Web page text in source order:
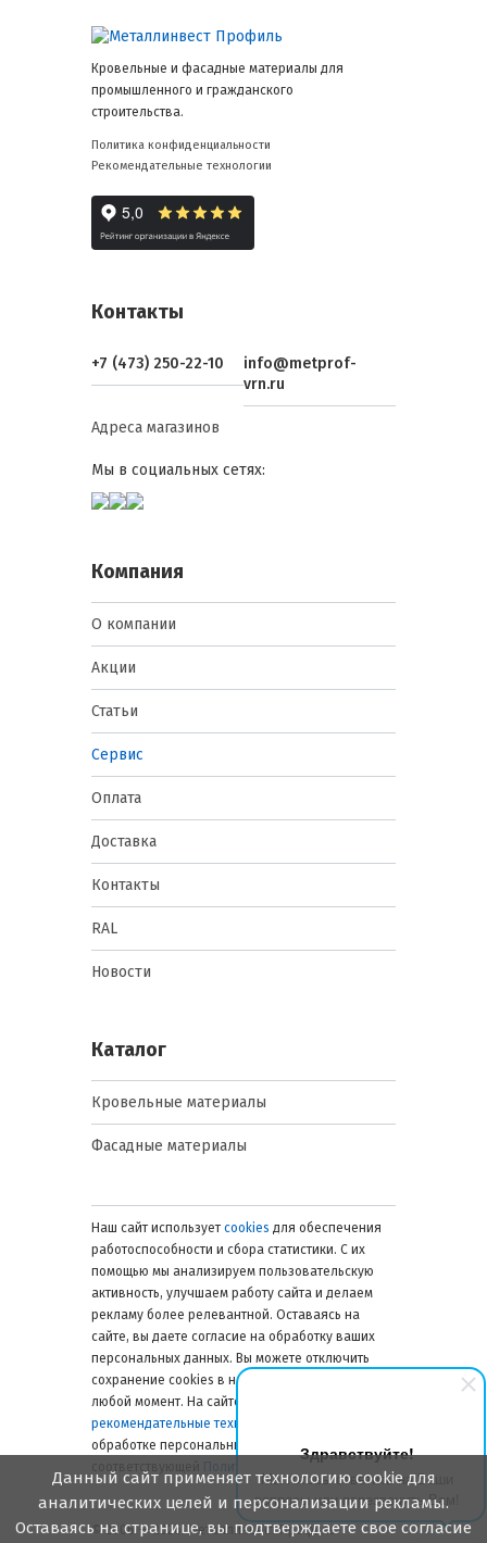
Здравствуйте!
Мы готовы ответить на Ваши
вопросы или перезвонить Вам!
Кровельные и фасадные материалы для
промышленного и гражданского
строительства.
Политика конфиденциальности
Рекомендательные технологии
Контакты
+7 (473) 250-22-10
info@metprof-
vrn.ru
Адреса магазинов
Мы в социальных сетях:
Компания
О компании
Акции
Статьи
Сервис
Оплата
Доставка
Контакты
RAL
Новости
Каталог
Кровельные материалы
Фасадные материалы
Наш сайт использует cookies для обеспечения
работоспособности и сбора статистики. С их
помощью мы анализируем пользовательскую
активность, улучшаем работу сайта и делаем
рекламу более релевантной. Оставаясь на
сайте, вы даете согласие на обработку ваших
персональных данных. Вы можете отключить
сохранение cookies в настройках браузера в
любой момент. На сайте также применяются
рекомендательные технологии
обработке персональных данных — в
Политике
© 2006 — 2026. Металлинвест Профиль.
Данный сайт применяет технологию cookie для
аналитических целей и персонализации рекламы.
Оставаясь на странице, вы подтверждаете свое согласие